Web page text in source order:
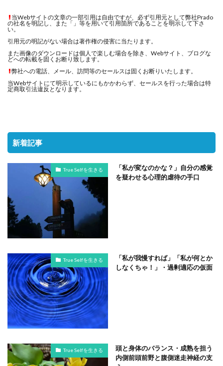
当Webサイトの文章の一部引用は自由ですが、必ず引用元として弊社Prado
の社名を明記し、また「」等を用いて引用箇所であることを明示して下さ
い。
引用元の明記がない場合は著作権の侵害に当たります。
また画像のダウンロードは個人で楽しむ場合を除き、Webサイト、ブログな
どへの転載を固くお断り致します。
弊社への電話、メール、訪問等のセールスは固くお断りいたします。
当Webサイトにて明示しているにもかかわらず、セールスを行った場合は特
定商取引法違反となります。
新着記事
True Selfを生きる
「私が変なのかな？」自分の感覚
を疑わせる心理的虐待の手口
True Selfを生きる
「私が我慢すれば」「私が何とか
しなくちゃ！」・過剰適応の仮面
True Selfを生きる
頭と身体のバランス・成熟を担う
内側前頭前野と腹側迷走神経の支